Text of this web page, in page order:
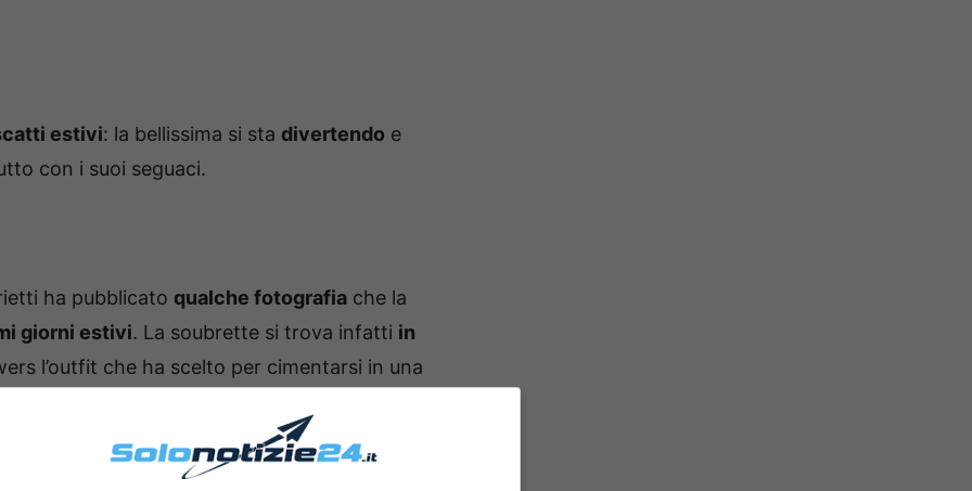
estivi: la bellissima si sta divertendo e
con i suoi seguaci.
ha pubblicato qualche fotografia che la
giorni estivi. La soubrette si trova infatti in
l’outfit che ha scelto per cimentarsi in una